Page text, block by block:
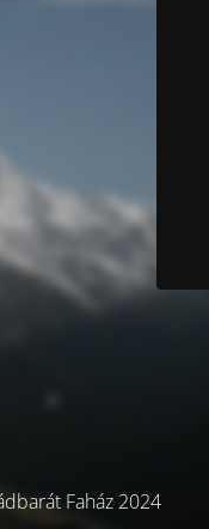
Faház 2024